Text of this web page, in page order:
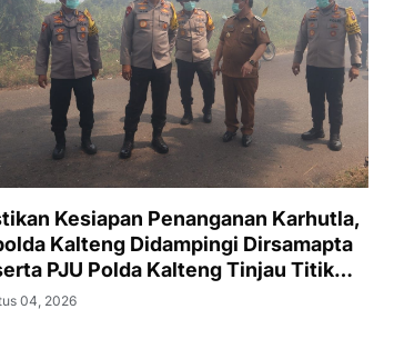
Kesiapan Penanganan Karhutla,
Kalteng Didampingi Dirsamapta
PJU Polda Kalteng Tinjau Titik
Pos Satgas di Kotawaringin Timur
04, 2026